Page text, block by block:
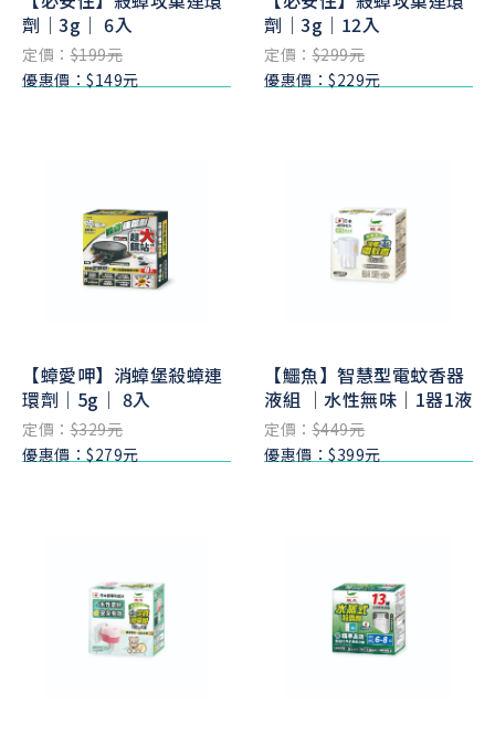
劑｜3g｜ 6入
定價：$199元
優惠價：$149元
劑｜3g｜12入
定價：$299元
優惠價：$229元
【蟑愛呷】消蟑堡殺蟑連
環劑｜5g｜ 8入
定價：$329元
優惠價：$279元
【鱷魚】智慧型電蚊香器
液組 ｜水性無味｜1器1液
定價：$449元
優惠價：$399元